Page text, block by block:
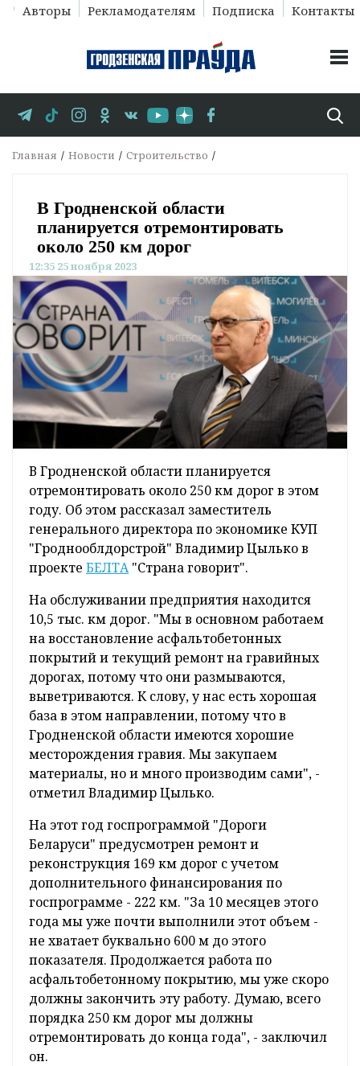
Авторы Рекламодателям Подписка Контакты
Главная Новости Строительство
В Гродненской области
планируется отремонтировать
около 250 км дорог
12:35 25 ноября 2023
В Гродненской области планируется
отремонтировать около 250 км дорог в этом
году. Об этом рассказал заместитель
генерального директора по экономике КУП
"Гроднооблдорстрой" Владимир Цылько в
проекте БЕЛТА"Страна говорит".
На обслуживании предприятия находится
10,5 тыс. км дорог. "Мы в основном работаем
на восстановление асфальтобетонных
покрытий и текущий ремонт на гравийных
дорогах, потому что они размываются,
выветриваются. К слову, у нас есть хорошая
база в этом направлении, потому что в
Гродненской области имеются хорошие
месторождения гравия. Мы закупаем
материалы, но и много производим сами", -
отметил Владимир Цылько.
На этот год госпрограммой "Дороги
Беларуси" предусмотрен ремонт и
реконструкция 169 км дорог с учетом
дополнительного финансирования по
госпрограмме - 222 км. "За 10 месяцев этого
года мы уже почти выполнили этот объем -
не хватает буквально 600 м до этого
показателя. Продолжается работа по
асфальтобетонному покрытию, мы уже скоро
должны закончить эту работу. Думаю, всего
порядка 250 км дорог мы должны
отремонтировать до конца года", - заключил
он.